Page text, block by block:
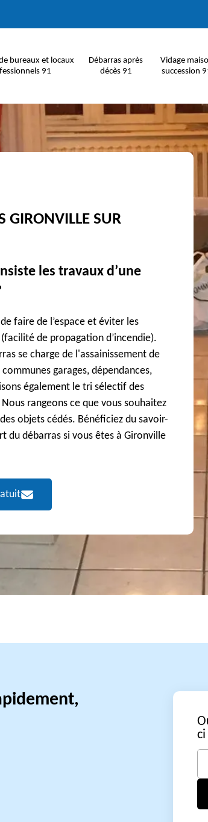
bureaux et locaux
91
Débarras après
décès 91
Vidage
succession
GIRONVILLE SUR
les travaux d’une
faire de l’espace et éviter les
de propagation d’incendie).
se charge de l'assainissement de
garages, dépendances,
également le tri sélectif des
rangeons ce que vous souhaitez
objets cédés. Bénéficiez du savoir-
du débarras si vous êtes à Gironville
ci